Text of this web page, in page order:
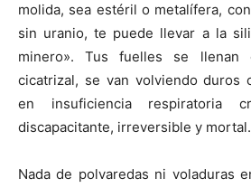
molida, sea estéril o metalífera,
sin uranio, te puede llevar a la
minero». Tus fuelles se llenan
cicatrizal, se van volviendo duros
en insuficiencia respiratoria
discapacitante, irreversible y mortal.
Nada de polvaredas ni voladuras